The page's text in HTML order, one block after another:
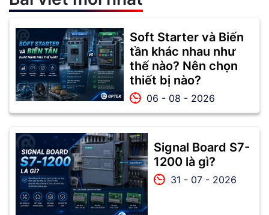
Soft Starter và Biến
tần khác nhau như
thế nào? Nên chọn
thiết bị nào?
06 - 08 - 2026
Signal Board S7-
1200 là gì?
31 - 07 - 2026